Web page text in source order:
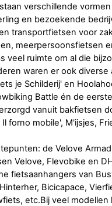
verschillende
en bezoekende
transportfietsen voor
meerpersoonsfietsen
veel ruimte om al die
waren er ook
je Schilderij' en
Battle én de
vanuit bakfietsen
forno mobile', M'ijsjes,
de Velove
Velove, Flevobike en
fietsaanhangers van
Bicicapace,
etc.Bij veel